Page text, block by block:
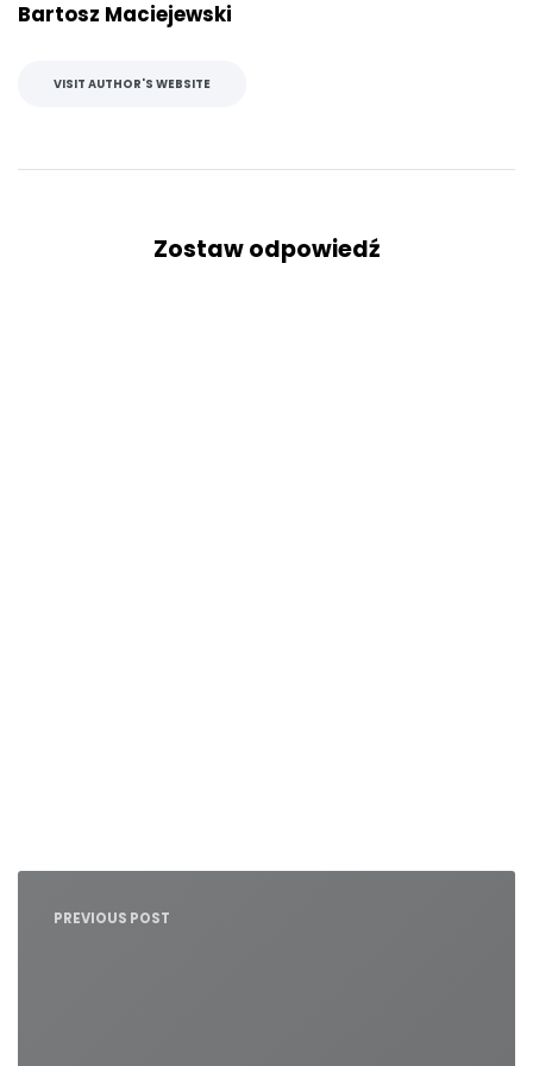
Bartosz Maciejewski
VISIT AUTHOR'S WEBSITE
Zostaw odpowiedź
Nawigacja
PREVIOUS POST